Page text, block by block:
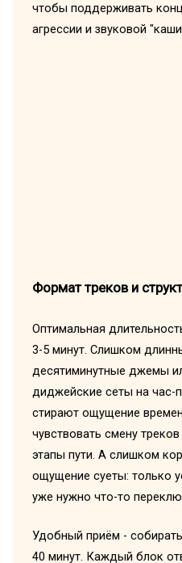
чтобы поддерживать
агрессии и звуковой
Формат треков и
Оптимальная
3-5 минут. Слишком
десятиминутные джемы
диджейские сеты на час-
стирают ощущение
чувствовать смену
этапы пути. А слишком
ощущение суеты: только
уже нужно что-то
Удобный приём -
40 минут. Каждый блок